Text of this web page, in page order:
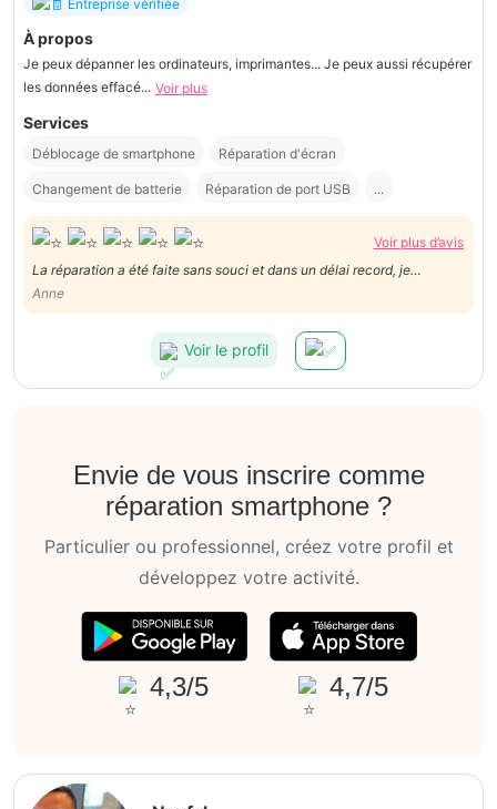
Entreprise vérifiée
À propos
Je peux dépanner les ordinateurs, imprimantes... Je peux aussi récupérer
les données effacé... Voir plus
Services
Déblocage de smartphone Réparation d'écran
Changement de batterie Réparation de port USB ...
Voir plus d’avis
La réparation a été faite sans souci et dans un délai record, je
recommande !
Anne
Voir le profil
Envie de vous inscrire comme
réparation smartphone ?
Particulier ou professionnel, créez votre profil et
développez votre activité.
4,3/5 4,7/5